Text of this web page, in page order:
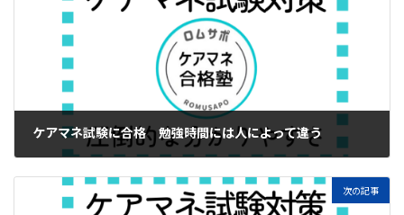
ケアマネ試験に合格 勉強時間には人によって違う
2025年3月15日
次の記事